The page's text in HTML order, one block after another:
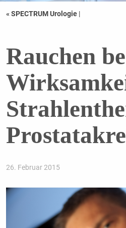
« SPECTRUM Urologie |
Rauchen
26. Februar 2015